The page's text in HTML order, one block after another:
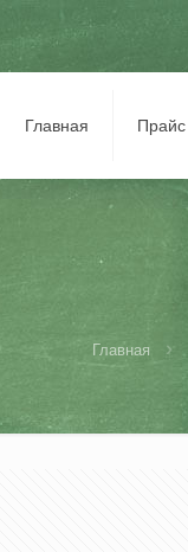
Главная Прайс
Главная